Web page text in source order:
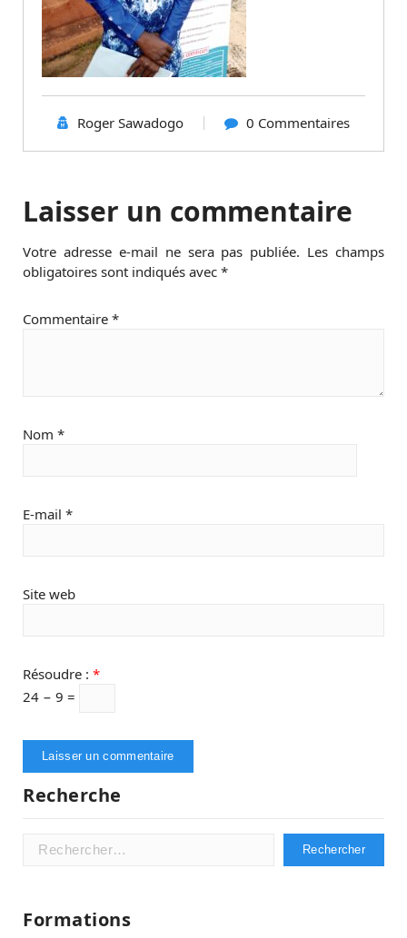
Roger Sawadogo 0 Commentaires
Laisser un commentaire
Votre adresse e-mail ne sera pas publiée. Les champs
obligatoires sont indiqués avec *
Commentaire *
Nom *
E-mail *
Site web
Résoudre : *
24 − 9 =
Recherche
Rechercher :
Formations